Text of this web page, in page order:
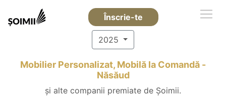
Înscrie-te
2025
Mobilier Personalizat, Mobilă la Comandă -
Năsăud
și alte companii premiate de Șoimii.